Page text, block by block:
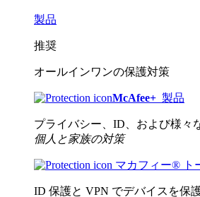
製品
推奨
オールインワンの保護対策
McAfee+ 製品
プライバシー、ID、および様々
個人と家族の対策
マカフィー® ト
ID 保護と VPN でデバイスを保